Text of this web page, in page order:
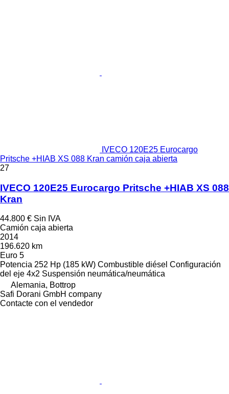
IVECO 120E25 Eurocargo
Pritsche +HIAB XS 088 Kran camión caja abierta
27
IVECO 120E25 Eurocargo Pritsche +HIAB XS 088
Kran
44.800 € Sin IVA
Camión caja abierta
2014
196.620 km
Euro 5
Potencia 252 Hp (185 kW) Combustible diésel Configuración
del eje 4x2 Suspensión neumática/neumática
Alemania, Bottrop
Safi Dorani GmbH company
Contacte con el vendedor